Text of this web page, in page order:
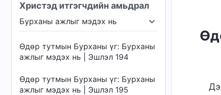
Христэд итгэгчдийн амьдрал
Бурханы ажлыг мэдэх нь
болох Бурханы ажлыг мэдэх нь Бурханы
Өдөр тутмын Бурханы үг: Бурханы
ажлыг мэдэх нь | Эшлэл 193
Өдөр тутмын Бурханы үг: Бурханы
ажлыг мэдэх нь | Эшлэл 194
Өдөр тутмын Бурханы үг: Бурханы
ажлыг мэдэх нь | Эшлэл 195